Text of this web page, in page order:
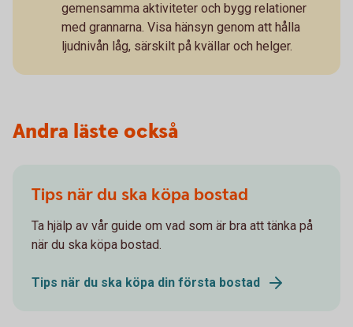
gemensamma aktiviteter och bygg relationer
med grannarna. Visa hänsyn genom att hålla
ljudnivån låg, särskilt på kvällar och helger.
Andra läste också
Tips när du ska köpa bostad
Ta hjälp av vår guide om vad som är bra att tänka på
när du ska köpa bostad.
Tips när du ska köpa din första bostad